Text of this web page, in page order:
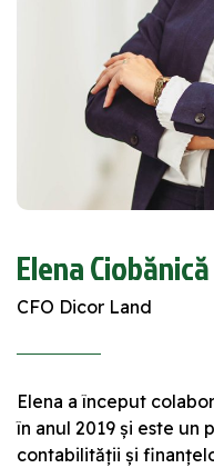
Elena Ciobănică
CFO Dicor Land
Elena a început
în anul 2019 și este un
contabilității și